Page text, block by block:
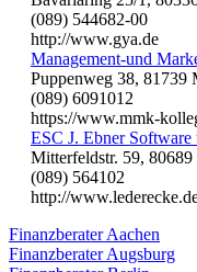
(089) 544682-00
http://www.gya.de
Management-und
Puppenweg 38, 81739
(089) 6091012
https://www.mmk-
ESC J. Ebner
Mitterfeldstr. 59, 80689
(089) 564102
http://
Finanzberater Aachen
Finanzberater Augsburg